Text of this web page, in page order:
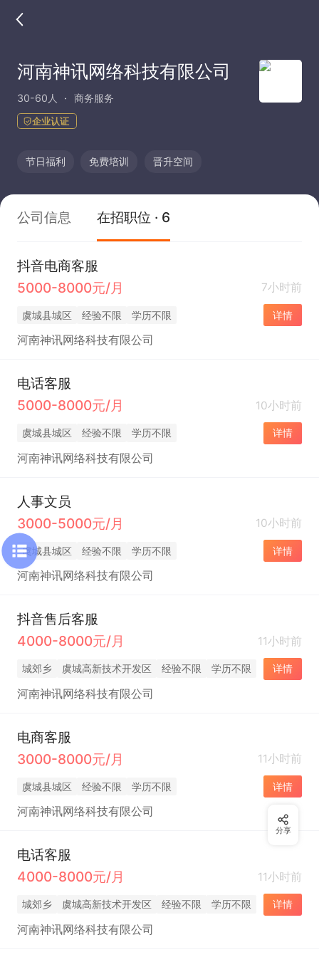
河南神讯网络科技有限公司
30-60人 商务服务
企业认证
节日福利 免费培训 晋升空间
公司信息 在招职位 · 6
抖音电商客服
5000-8000元/月
7小时前
虞城县城区 经验不限 学历不限 详情
河南神讯网络科技有限公司
电话客服
5000-8000元/月
10小时前
虞城县城区 经验不限 学历不限 详情
河南神讯网络科技有限公司
人事文员
3000-5000元/月
10小时前
虞城县城区 经验不限 学历不限 详情
河南神讯网络科技有限公司
抖音售后客服
4000-8000元/月
11小时前
城郊乡 虞城高新技术开发区 经验不限 学历不限 详情
河南神讯网络科技有限公司
电商客服
3000-8000元/月
11小时前
虞城县城区 经验不限 学历不限 详情
河南神讯网络科技有限公司
电话客服
4000-8000元/月
11小时前
城郊乡 虞城高新技术开发区 经验不限 学历不限 详情
河南神讯网络科技有限公司
分享